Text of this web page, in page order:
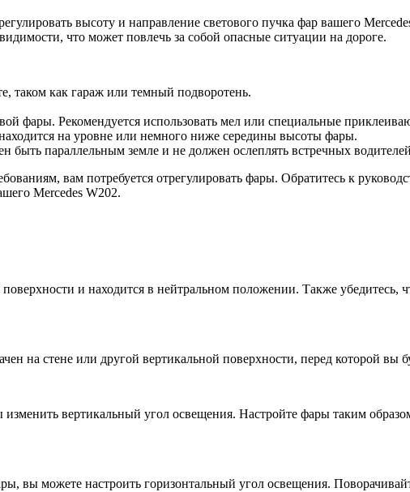
высоту и направление светового пучка фар вашего
что может повлечь за собой опасные ситуации на дороге.
таком как гараж или темный подворотень.
фары. Рекомендуется использовать мел или специальные
на уровне или немного ниже середины высоты фары.
быть параллельным земле и не должен ослеплять встречных
вам потребуется отрегулировать фары. Обратитесь к
Mercedes W202.
и находится в нейтральном положении. Также убедитесь,
на стене или другой вертикальной поверхности, перед которой вы
вертикальный угол освещения. Настройте фары таким
вы можете настроить горизонтальный угол освещения.